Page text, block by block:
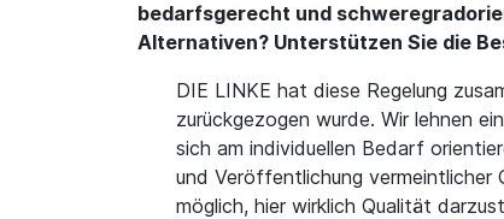
bedarfsgerecht und
Alternativen? Unterstützen Sie die
DIE LINKE hat diese Regelung
zurückgezogen wurde. Wir lehnen
sich am individuellen Bedarf
und Veröffentlichung vermeintlicher
möglich, hier wirklich Qualität